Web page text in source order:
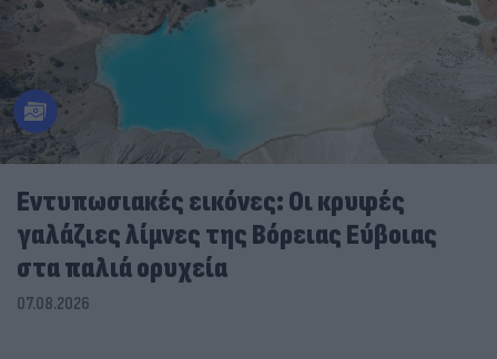
Εντυπωσιακές εικόνες: Οι κρυφές
γαλάζιες λίμνες της Βόρειας Εύβοιας
στα παλιά ορυχεία
07.08.2026